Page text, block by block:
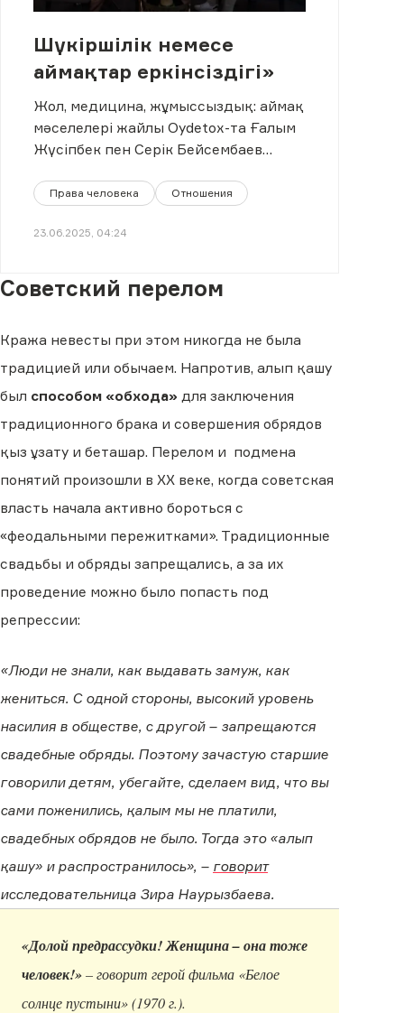
Шүкіршілік немесе
аймақтар еркінсіздігі»
Жол, медицина, жұмыссыздық: аймақ
мәселелері жайлы Oydetox-та Ғалым
Жүсіпбек пен Серік Бейсембаев
Права человека Отношения
23.06.2025, 04:24
Советский перелом
Кража невесты при этом никогда не была
традицией или обычаем. Напротив, алып қашу
был способом «обхода» для заключения
традиционного брака и совершения обрядов
қыз ұзату и беташар. Перелом и подмена
понятий произошли в XX веке, когда советская
власть начала активно бороться с
«феодальными пережитками». Традиционные
свадьбы и обряды запрещались, а за их
проведение можно было попасть под
репрессии:
«Люди не знали, как выдавать замуж, как
жениться. С одной стороны, высокий уровень
насилия в обществе, с другой – запрещаются
свадебные обряды. Поэтому зачастую старшие
говорили детям, убегайте, сделаем вид, что вы
сами поженились, қалым мы не платили,
свадебных обрядов не было. Тогда это «алып
қашу» и распространилось», – говорит
исследовательница Зира Наурызбаева.
«Долой предрассудки! Женщина – она тоже
человек!»– говорит герой фильма «Белое
солнце пустыни» (1970 г.).